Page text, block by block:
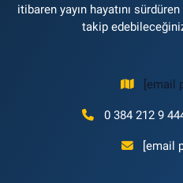
itibaren yayın hayatını
takip
[email
0 384 212 9
[email